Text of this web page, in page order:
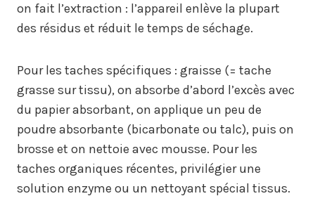
on fait l’extraction : l’appareil enlève la plupart
des résidus et réduit le temps de séchage.
Pour les taches spécifiques : graisse (= tache
grasse sur tissu), on absorbe d’abord l’excès avec
du papier absorbant, on applique un peu de
poudre absorbante (bicarbonate ou talc), puis on
brosse et on nettoie avec mousse. Pour les
taches organiques récentes, privilégier une
solution enzyme ou un nettoyant spécial tissus.